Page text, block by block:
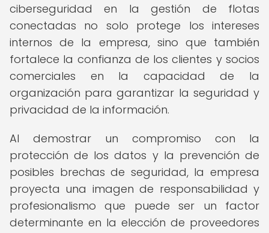
ciberseguridad en la gestión de flotas
conectadas no solo protege los intereses
internos de la empresa, sino que también
fortalece la confianza de los clientes y socios
comerciales en la capacidad de la
organización para garantizar la seguridad y
privacidad de la información.
Al demostrar un compromiso con la
protección de los datos y la prevención de
posibles brechas de seguridad, la empresa
proyecta una imagen de responsabilidad y
profesionalismo que puede ser un factor
determinante en la elección de proveedores